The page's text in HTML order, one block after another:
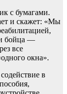
с бумагами.
и скажет: «Мы
бойца —
все
окна».
в